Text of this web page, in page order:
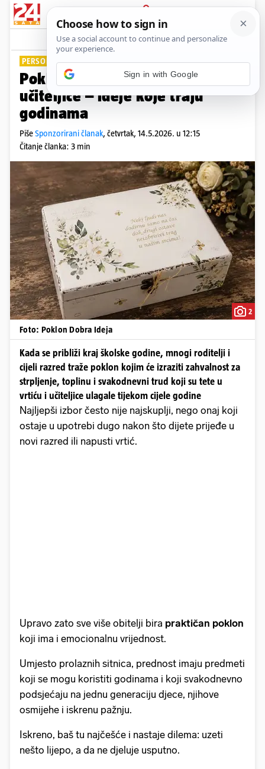
PRIJAVA
Lifestyle
PERSONALIZACIJA POKLONA
Pokloni za tete u vrtiću i
učiteljice – ideje koje traju
godinama
PišeSponzorirani članak, četvrtak, 14.5.2026. u 12:15
Čitanje članka: 3 min
2
Foto: Poklon Dobra Ideja
Kada se približi kraj školske godine, mnogi roditelji i
cijeli razred traže poklon kojim će izraziti zahvalnost za
strpljenje, toplinu i svakodnevni trud koji su tete u
vrtiću i učiteljice ulagale tijekom cijele godine
Najljepši izbor često nije najskuplji, nego onaj koji
ostaje u upotrebi dugo nakon što dijete prijeđe u
novi razred ili napusti vrtić.
Upravo zato sve više obitelji bira praktičan poklon
koji ima i emocionalnu vrijednost.
Umjesto prolaznih sitnica, prednost imaju predmeti
koji se mogu koristiti godinama i koji svakodnevno
podsjećaju na jednu generaciju djece, njihove
osmijehe i iskrenu pažnju.
Iskreno, baš tu najčešće i nastaje dilema: uzeti
nešto lijepo, a da ne djeluje usputno.